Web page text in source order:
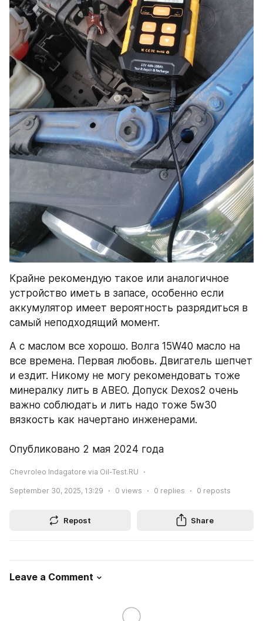
Крайне рекомендую такое или аналогичное
устройство иметь в запасе, особенно если
аккумулятор имеет вероятность разрядиться в
самый неподходящий момент.
А с маслом все хорошо. Волга 15W40 масло на
все времена. Первая любовь. Двигатель шепчет
и ездит. Никому не могу рекомендовать тоже
минералку лить в АВЕО. Допуск Dexos2 очень
важно соблюдать и лить надо тоже 5w30
вязкость как начертано инженерами.
Опубликовано 2 мая 2024 года
Chevroleo Indagatore via Oil-Test.RU
September 30, 2025, 13:29 0 views 0 replies 0 reposts
Repost Share
Leave a Comment